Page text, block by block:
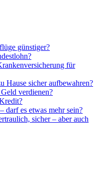
günstiger?
für
Hause sicher aufbewahren?
verdienen?
darf es etwas mehr sein?
sicher – aber auch